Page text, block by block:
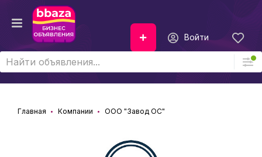
Войти
Главная Компании ООО "Завод ОС"